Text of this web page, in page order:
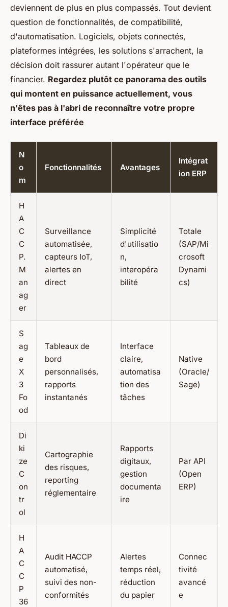
deviennent de plus en plus compassés. Tout devient
question de fonctionnalités, de compatibilité,
d'automatisation. Logiciels, objets connectés,
plateformes intégrées, les solutions s'arrachent, la
décision doit rassurer autant l'opérateur que le
financier. Regardez plutôt ce panorama des outils
qui montent en puissance actuellement, vous
n'êtes pas à l'abri de reconnaître votre propre
interface préférée
N
o
m
Fonctionnalités Avantages
Intégrat
ion ERP
H
A
C
C
P.
M
an
ag
er
Surveillance
automatisée,
capteurs IoT,
alertes en
direct
Simplicité
d'utilisatio
n,
interopéra
bilité
Totale
(SAP/Mi
crosoft
Dynami
cs)
S
ag
e
X
3
Fo
od
Tableaux de
bord
personnalisés,
rapports
instantanés
Interface
claire,
automatisa
tion des
tâches
Native
(Oracle/
Sage)
Di
ki
ze
C
on
tr
ol
Cartographie
des risques,
reporting
réglementaire
Rapports
digitaux,
gestion
documenta
ire
Par API
(Open
ERP)
H
A
C
C
P
36
Audit HACCP
automatisé,
suivi des non-
conformités
Alertes
temps réel,
réduction
du papier
Connec
tivité
avancé
e